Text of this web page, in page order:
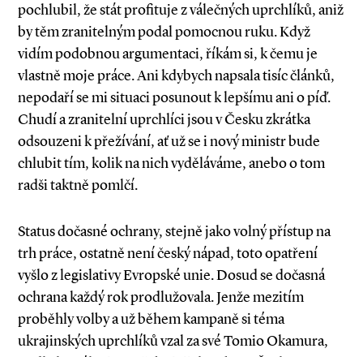
pochlubil, že stát profituje z válečných uprchlíků, aniž
by těm zranitelným podal pomocnou ruku. Když
vidím podobnou argumentaci, říkám si, k čemu je
vlastně moje práce. Ani kdybych napsala tisíc článků,
nepodaří se mi situaci posunout k lepšímu ani o píď.
Chudí a zranitelní uprchlíci jsou v Česku zkrátka
odsouzeni k přežívání, ať už se i nový ministr bude
chlubit tím, kolik na nich vyděláváme, anebo o tom
radši taktně pomlčí.
Status dočasné ochrany, stejně jako volný přístup na
trh práce, ostatně není český nápad, toto opatření
vyšlo z legislativy Evropské unie. Dosud se dočasná
ochrana každý rok prodlužovala. Jenže mezitím
proběhly volby a už během kampaně si téma
ukrajinských uprchlíků vzal za své Tomio Okamura,